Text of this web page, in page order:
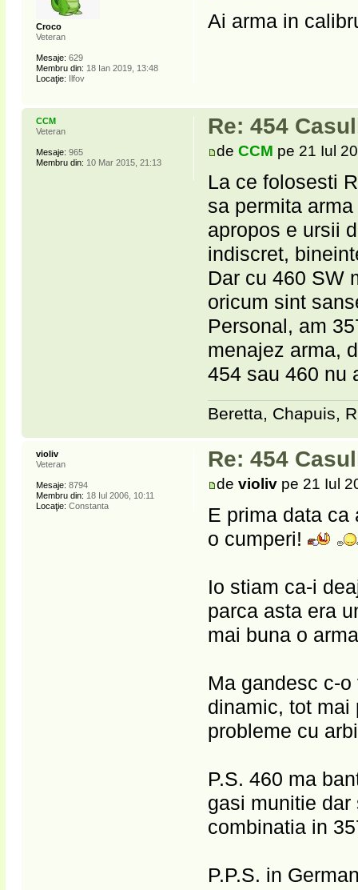
Ai arma in
Croco
Veteran
Mesaje: 629
Membru din: 18 Ian 2019, 13:48
Locaţie: Ilfov
Re: 454
deCCM pe 21 Iul
La ce folosesti
sa permita
apropos e ursii
indiscret,
Dar cu 460 SW
oricum sint
Personal, am
menajez arma,
454 sau 460 nu
Beretta, Chapuis,
CCM
Veteran
Mesaje: 965
Membru din: 10 Mar 2015, 21:13
Re: 454
devioliv pe 21 Iul
E prima data
o cumperi!
Io stiam ca-i
parca asta era
mai buna o
Ma gandesc c-
dinamic, tot mai
probleme cu
P.S. 460 ma
gasi munitie
combinatia in
P.P.S. in
violiv
Veteran
Mesaje: 8794
Membru din: 18 Iul 2006, 10:11
Locaţie: Constanta